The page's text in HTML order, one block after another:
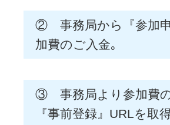
② 事務局から『参加申
加費のご入金｡
③ 事務局より参加費の
『事前登録』URLを取